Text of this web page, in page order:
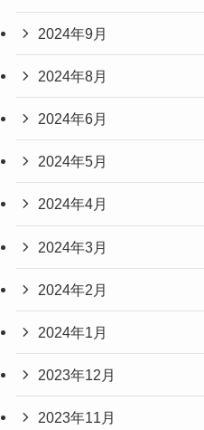
2024年9月
2024年8月
2024年6月
2024年5月
2024年4月
2024年3月
2024年2月
2024年1月
2023年12月
2023年11月